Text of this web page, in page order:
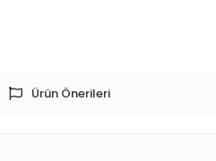
Ürün Önerileri